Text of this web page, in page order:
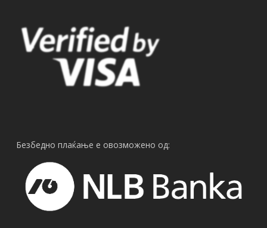
Безбедно плаќање е овозможено од: